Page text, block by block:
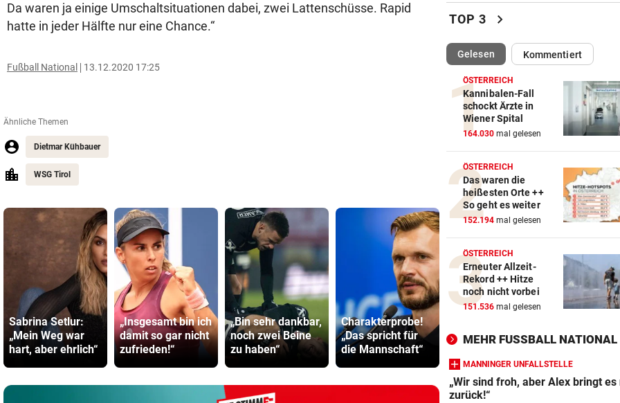
Da waren ja einige Umschaltsituationen dabei, zwei Lattenschüsse. Rapid
hatte in jeder Hälfte nur eine Chance.“
Fußball National 13.12.2020 17:25
Ähnliche Themen
Dietmar Kühbauer
WSG Tirol
Sabrina Setlur:
„Mein Weg war
hart, aber ehrlich“
„Insgesamt bin ich
damit so gar nicht
zufrieden!“
„Bin sehr dankbar,
noch zwei Beine
zu haben“
Charakterprobe!
„Das spricht für
die Mannschaft“
Gluthitze ++
über junge
Migranten
gegen ORF-
TOP 3 chevron_right
Gelesen(ausgewählt)Kommentiert
ÖSTERREICH
Kannibalen-Fall
schockt Ärzte in
Wiener Spital
164.030 mal gelesen
ÖSTERREICH
Das waren die
heißesten Orte ++
So geht es weiter
152.194 mal gelesen
ÖSTERREICH
Erneuter Allzeit-
Rekord ++ Hitze
noch nicht vorbei
151.536 mal gelesen
MEHR FUSSBALL NATIONAL
MANNINGER UNFALLSTELLE
„Wir sind froh, aber Alex bringt es
zurück!“